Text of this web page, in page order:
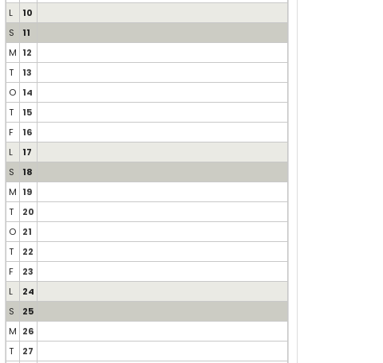
L
10
S
11
M 12
T
13
O 14
T
15
F
16
L
17
S
18
M 19
T
20
O 21
T
22
F
23
L
24
S
25
M 26
T
27